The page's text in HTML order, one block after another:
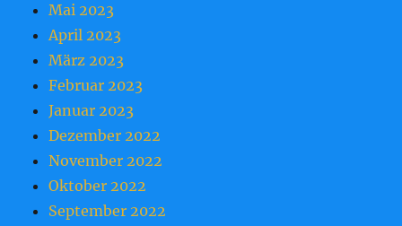
Mai 2023
April 2023
März 2023
Februar 2023
Januar 2023
Dezember 2022
November 2022
Oktober 2022
September 2022